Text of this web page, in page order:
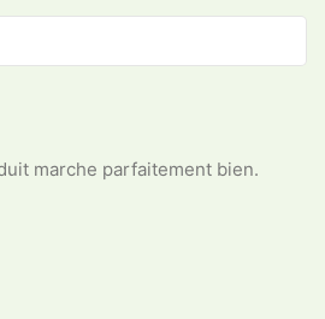
marche parfaitement bien.